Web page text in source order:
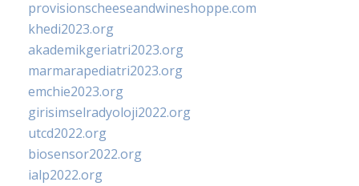
provisionscheeseandwineshoppe.com
khedi2023.org
akademikgeriatri2023.org
marmarapediatri2023.org
emchie2023.org
girisimselradyoloji2022.org
utcd2022.org
biosensor2022.org
ialp2022.org